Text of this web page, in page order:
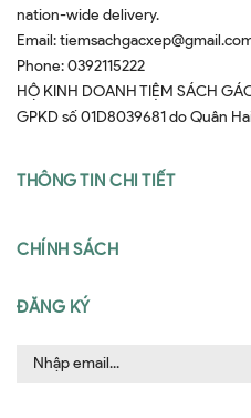
nation-wide delivery.
Email:
Phone:0392115222
HỘ KINH DOANH TIỆM SÁCH
GPKD số 01D8039681 do Quân
THÔNG TIN CHI TIẾT
CHÍNH SÁCH
ĐĂNG KÝ